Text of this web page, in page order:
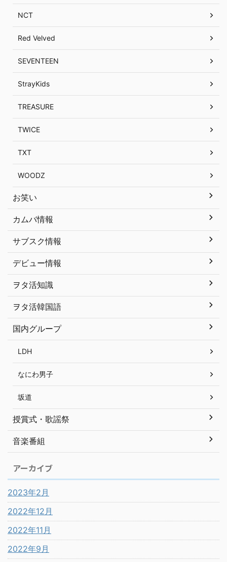
NCT
Red Velved
SEVENTEEN
StrayKids
TREASURE
TWICE
TXT
WOODZ
お笑い
カムバ情報
サブスク情報
デビュー情報
ヲタ活知識
ヲタ活韓国語
国内グループ
LDH
なにわ男子
坂道
授賞式・歌謡祭
音楽番組
アーカイブ
2023年2月
2022年12月
2022年11月
2022年9月